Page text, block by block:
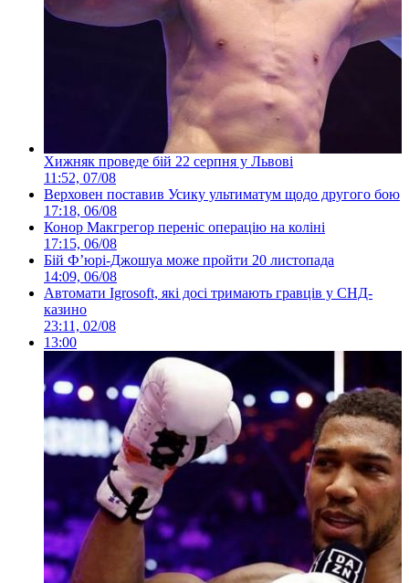
Хижняк проведе бій 22 серпня у Львові
11:52, 07/08
Верховен поставив Усику ультиматум щодо другого бою
17:18, 06/08
Конор Макгрегор переніс операцію на коліні
17:15, 06/08
Бій Ф’юрі-Джошуа може пройти 20 листопада
14:09, 06/08
Автомати Igrosoft, які досі тримають гравців у СНД-
казино
23:11, 02/08
13:00